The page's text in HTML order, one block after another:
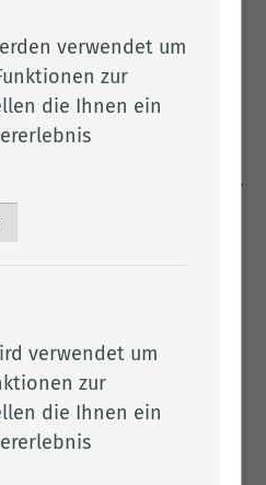
Antibiotika-Minimierung
(AMG)
neue
überführt, das zum
ist und seit dem
Fassung gültig ist.
Datenbank
haben, rufen
Nummer an: 04471/15-
finden Sie im
und unter
Informationen
Seite ).
verwendet um
zur
die Ihnen ein
verwendet um
zur
die Ihnen ein